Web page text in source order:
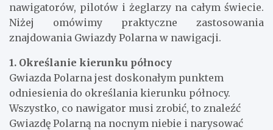
nawigatorów, pilotów i żeglarzy na całym świecie.
Niżej omówimy praktyczne zastosowania
znajdowania Gwiazdy Polarna w nawigacji.
1. Określanie kierunku północy
Gwiazda Polarna jest doskonałym punktem
odniesienia do określania kierunku północy.
Wszystko, co nawigator musi zrobić, to znaleźć
Gwiazdę Polarną na nocnym niebie i narysować